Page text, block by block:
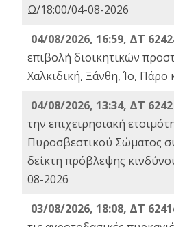
Ω/18:00/04-08-2026
04/08/2026, 16:59, ΔΤ
επιβολή διοικητικών
Χαλκιδική, Ξάνθη, Ίο, Πάρο
04/08/2026, 13:34, ΔΤ
την επιχειρησιακή
Πυροσβεστικού Σώματος
δείκτη πρόβλεψης
08-2026
03/08/2026, 18:08, ΔΤ